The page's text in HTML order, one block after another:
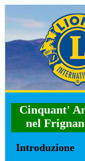
Cinquant'
nel
Introduzione